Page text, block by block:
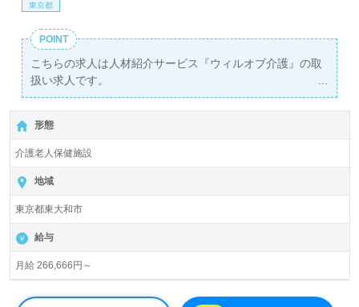
東京都
POINT
こちらの求人は人材紹介サービス『ウィルオブ介護』の取
扱い求人です。
詳細に関してお気軽にご相談ください♪
【無料】で皆さんの転職活動をサポートいたします。
形態
介護老人保健施設
地域
東京都東大和市
給与
月給 266,666円～